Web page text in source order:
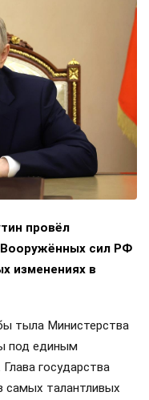
провёл
сил РФ
изменениях в
тыла Министерства
под единым
государства
самых талантливых